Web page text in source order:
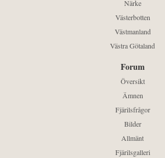
Närke
Västerbotten
Västmanland
Västra Götaland
Forum
Översikt
Ämnen
Fjärilsfrågor
Bilder
Allmänt
Fjärilsgalleri